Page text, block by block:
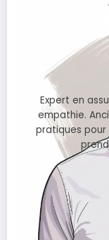
Expert en
empathie.
pratiques pour